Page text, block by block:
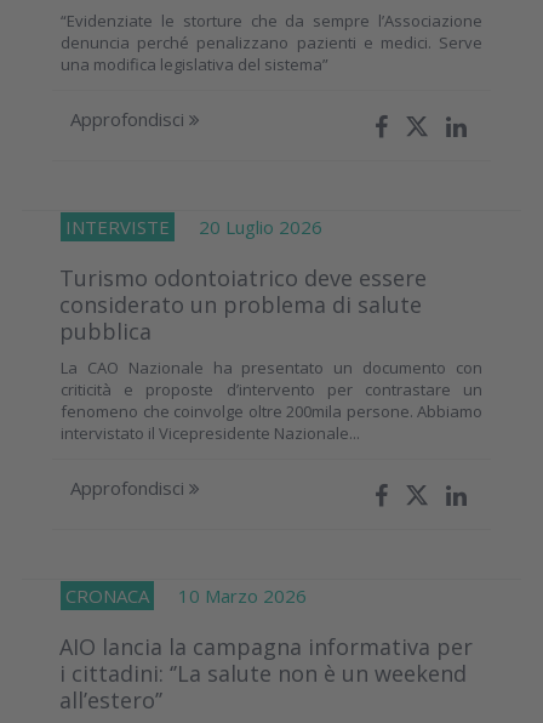
“Evidenziate le storture che da sempre l’Associazione
denuncia perché penalizzano pazienti e medici. Serve
una modifica legislativa del sistema”
Approfondisci
INTERVISTE 20 Luglio 2026
Turismo odontoiatrico deve essere
considerato un problema di salute
pubblica
La CAO Nazionale ha presentato un documento con
criticità e proposte d’intervento per contrastare un
fenomeno che coinvolge oltre 200mila persone. Abbiamo
intervistato il Vicepresidente Nazionale...
Approfondisci
CRONACA 10 Marzo 2026
AIO lancia la campagna informativa per
i cittadini: ‘’La salute non è un weekend
all’estero’’